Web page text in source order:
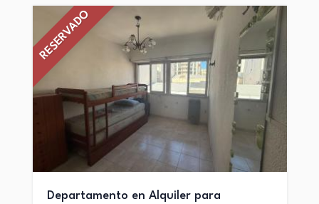
RESERVADO
Departamento en Alquiler para